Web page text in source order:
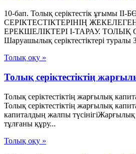
10-бап. Толық серiктестiк
СЕРIКТЕСТIКТЕРIНIҢ
ЕРЕКШЕЛIКТЕРI I-ТАРАУ. ТОЛЫҚ
Шаруашылық серіктестіктері
Толық оқу »
Толық серіктестіктің
Толық серіктестіктің жарғылық
Толық серіктестіктің жарғылық
капиталдың жалпы
тұлғаны құру...
Толық оқу »